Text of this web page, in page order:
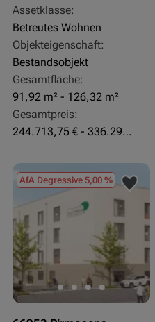
Assetklasse:
Betreutes Wohnen
Objekteigenschaft:
Bestandsobjekt
Gesamtfläche:
91,92 m² - 126,32 m²
Gesamtpreis:
244.713,75 € - 336.292 €
AfA Degressive 5,00 %